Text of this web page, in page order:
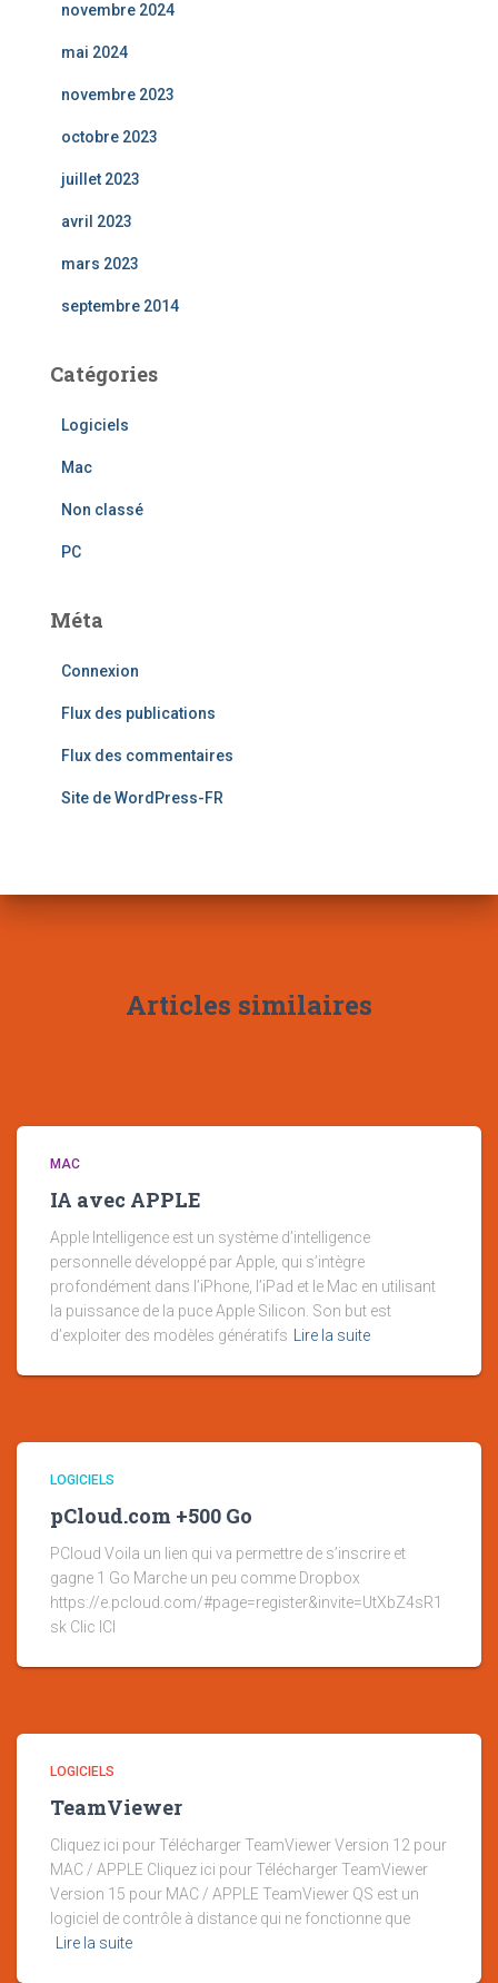
novembre 2024
mai 2024
novembre 2023
octobre 2023
juillet 2023
avril 2023
mars 2023
septembre 2014
Catégories
Logiciels
Mac
Non classé
PC
Méta
Connexion
Flux des publications
Flux des commentaires
Site de WordPress-FR
Articles similaires
MAC
IA avec APPLE
Apple Intelligence est un système d’intelligence
personnelle développé par Apple, qui s’intègre
profondément dans l’iPhone, l’iPad et le Mac en utilisant
la puissance de la puce Apple Silicon. Son but est
d’exploiter des modèles génératifs
Lire la suite
LOGICIELS
pCloud.com +500 Go
PCloud Voila un lien qui va permettre de s’inscrire et
gagne 1 Go Marche un peu comme Dropbox
https://e.pcloud.com/#page=register&invite=UtXbZ4sR1
sk Clic ICI
LOGICIELS
TeamViewer
Cliquez ici pour Télécharger TeamViewer Version 12 pour
MAC / APPLE Cliquez ici pour Télécharger TeamViewer
Version 15 pour MAC / APPLE TeamViewer QS est un
logiciel de contrôle à distance qui ne fonctionne que
Lire la suite